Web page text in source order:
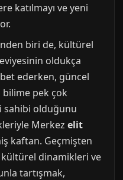
katılmayı ve yeni
biri de, kültürel
oldukça
ederken, güncel
pek çok
sahibi olduğunu
Merkez elit
kaftan. Geçmişten
dinamikleri ve
tartışmak,